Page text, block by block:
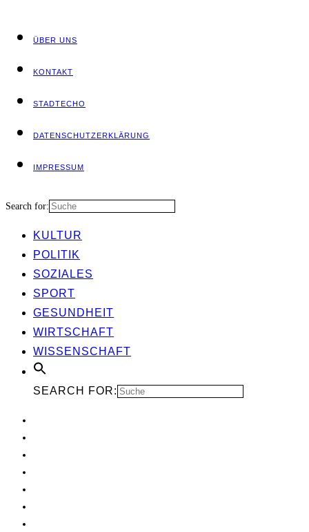
ÜBER UNS
KON­TAKT
STADT­ECHO
DATEN­SCHUTZ­ER­KLÄ­RUNG
IMPRES­SUM
Search for:
KUL­TUR
POLI­TIK
SOZIA­LES
SPORT
GESUND­HEIT
WIRT­SCHAFT
WIS­SEN­SCHAFT
SEARCH FOR: